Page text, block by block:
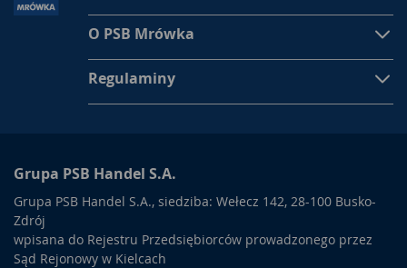
O PSB Mrówka
Regulaminy
Grupa PSB Handel S.A.
Grupa PSB Handel S.A., siedziba: Wełecz 142, 28-100 Busko-
Zdrój
wpisana do Rejestru Przedsiębiorców prowadzonego przez
Sąd Rejonowy w Kielcach